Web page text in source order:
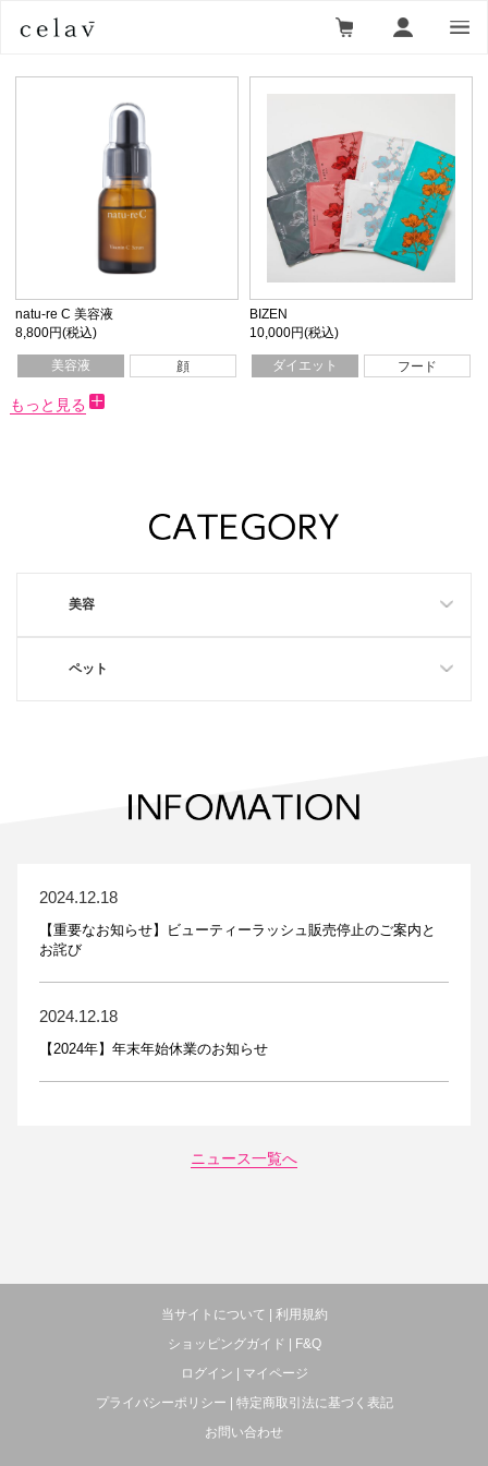
natu-re C 美容液
8,800円(税込)
美容液 顔
BIZEN
10,000円(税込)
ダイエット フード
もっと見る
美容
ペット
2024.12.18
【重要なお知らせ】ビューティーラッシュ販売停止のご案内と
お詫び
2024.12.18
【2024年】年末年始休業のお知らせ
ニュース一覧へ
当サイトについて | 利用規約
ショッピングガイド | F&Q
ログイン | マイページ
プライバシーポリシー | 特定商取引法に基づく表記
お問い合わせ